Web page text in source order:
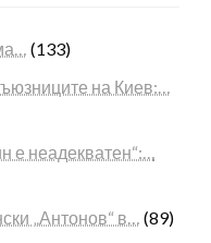
(133)
на Киев:…
е неадекватен“:…
„Антонов“ в… (89)